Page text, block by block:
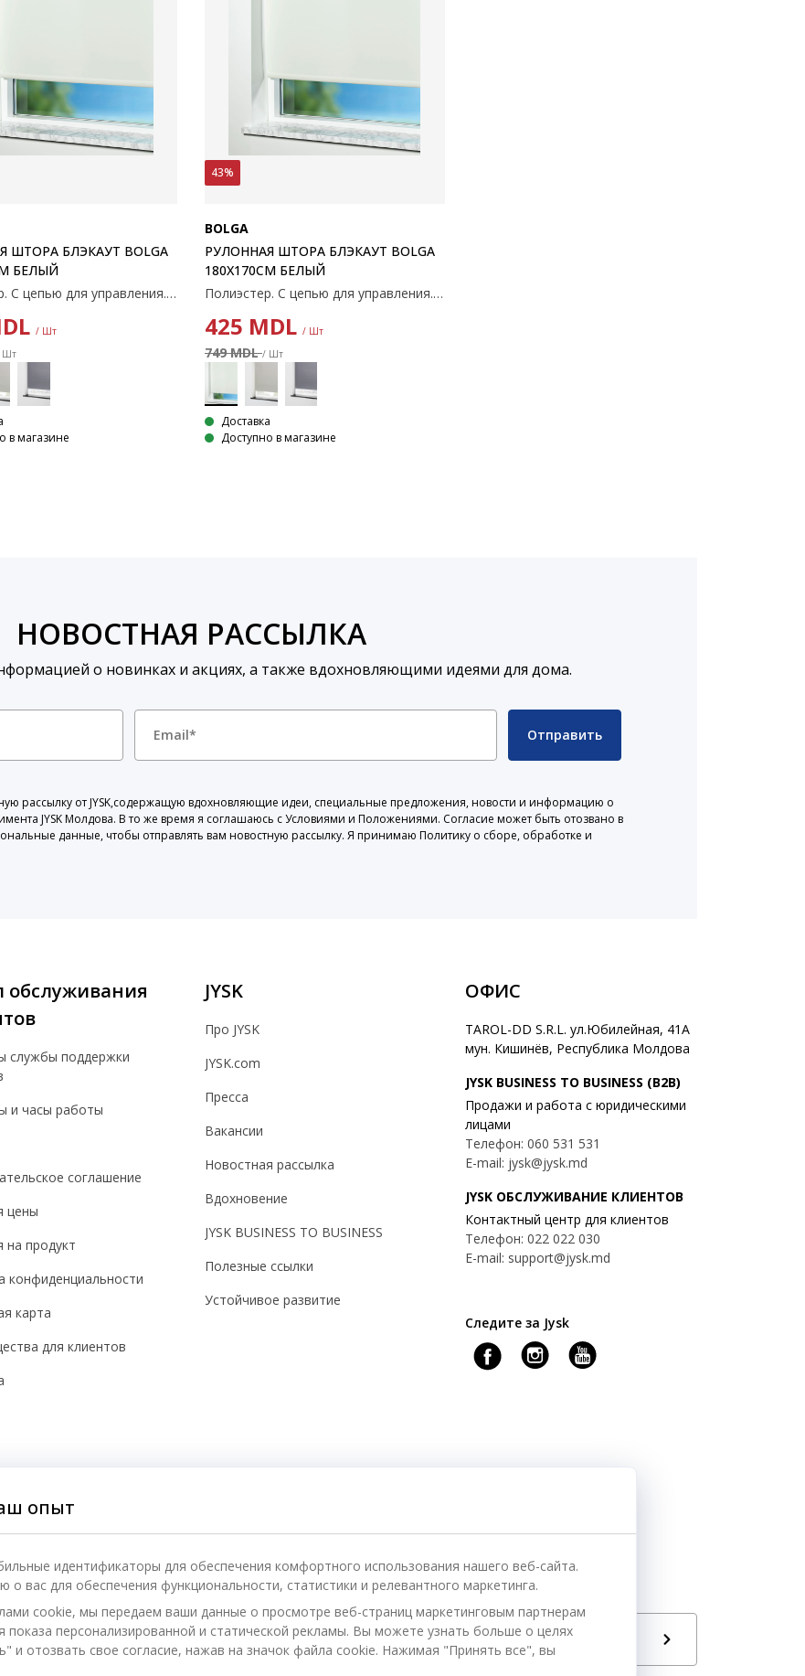
ШТОРА БЛЭКАУТ BOLGA
БЕЛЫЙ
Полиэстер. С цепью для управления. Ширину можно обрезать. 140x170 см
/ Шт
Шт
в магазине
43%
BOLGA
РУЛОННАЯ ШТОРА БЛЭКАУТ BOLGA
180X170СМ БЕЛЫЙ
Полиэстер. С цепью для управления. Ширину можно обрезать. 180x170 см
425 MDL / Шт
749 MDL/ Шт
Доставка
Доступно в магазине
НОВОСТНАЯ РАССЫЛКА
о новинках и акциях, а также вдохновляющими идеями для дома.
Отправить
рассылку от JYSK,содержащую вдохновляющие идеи, специальные предложения, новости и информацию о
JYSK Молдова. В то же время я соглашаюсь с Условиями и Положениями. Согласие может быть отозвано в
данные, чтобы отправлять вам новостную рассылку. Я принимаю Политику о сборе, обработке и
обслуживания
службы поддержки
и часы работы
соглашение
цены
на продукт
конфиденциальности
карта
для клиентов
JYSK
Про JYSK
JYSK.com
Пресса
Вакансии
Новостная рассылка
Вдохновение
JYSK BUSINESS TO BUSINESS
Полезные ссылки
Устойчивое развитие
ОФИС
TAROL-DD S.R.L. ул.Юбилейная, 41A
мун. Кишинёв, Республика Молдова
JYSK BUSINESS TO BUSINESS (B2B)
Продажи и работа с юридическими
лицами
Телефон: 060 531 531
E-mail: jysk@jysk.md
JYSK ОБСЛУЖИВАНИЕ КЛИЕНТОВ
Контактный центр для клиентов
Телефон: 022 022 030
E-mail: support@jysk.md
Следите за Jysk
Язык
РУ
опыт
идентификаторы для обеспечения комфортного использования нашего веб-сайта.
вас для обеспечения функциональности, статистики и релевантного маркетинга.
cookie, мы передаем ваши данные о просмотре веб-страниц маркетинговым партнерам
показа персонализированной и статической рекламы. Вы можете узнать больше о целях
и отозвать свое согласие, нажав на значок файла cookie. Нажимая "Принять все", вы